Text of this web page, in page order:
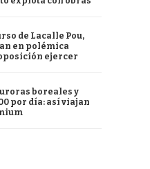
de Lacalle Pou,
en polémica
ejercer
boreales y
por día: así viajan